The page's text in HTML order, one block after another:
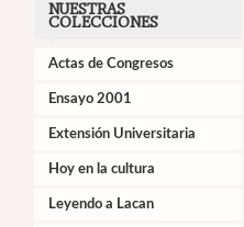
NUESTRAS
COLECCIONES
Actas de Congresos
Ensayo 2001
Extensión Universitaria
Hoy en la cultura
Leyendo a Lacan